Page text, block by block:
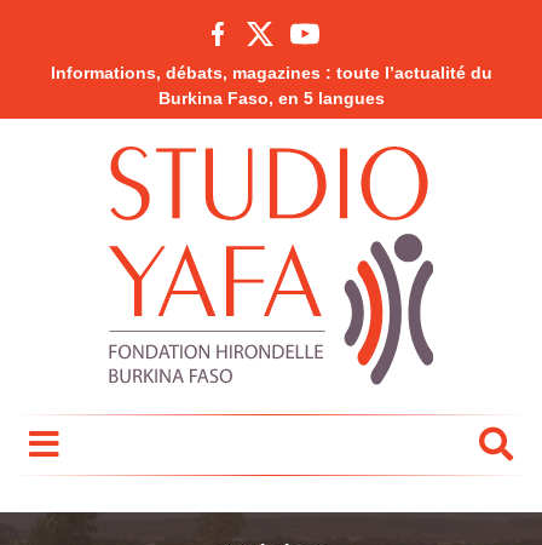
Informations, débats, magazines : toute l’actualité du
Burkina Faso, en 5 langues